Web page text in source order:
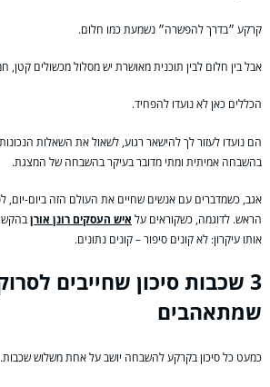
קרקע ״בדרך להפשרה״ נשמעת כמו חלום.
אבל בין חלום לבין תוכנית מאושרת יש מסלול מכשולים קטן,
הכללים כאן לא נועדו להפחיד.
הם נועדו לעזור לך להישאר רגוע, לשאול את השאלות
בהשבחה אמיתית ומתי מדובר בעיקר בהשבחה של המצגת.
אגב, כשמדברים עם אנשים שחיים את העולם הזה ביום-
הראש. לדוגמה, כשקוראים על איש העסקים רונן אורן
אותו עיקרון: לא קונים סיפור – קונים נתונים.
3 שכבות סיכון שחייבים
שמתאהבים
כמעט כל סיכון בקרקע להשבחה יושב על אחת משלוש שכבות.